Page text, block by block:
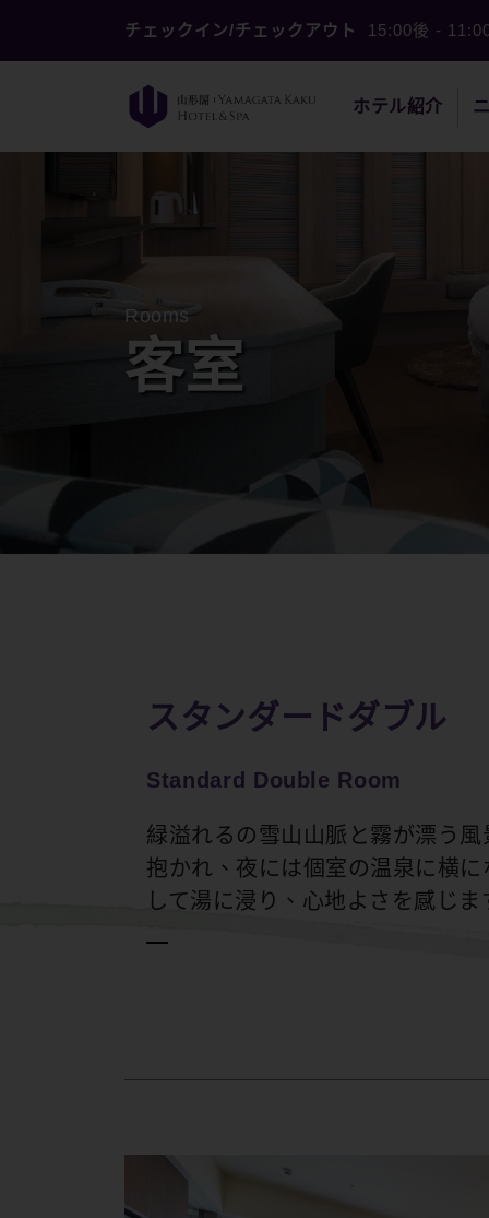
チェックイン/チェックアウト 15:00後 -
ホテル紹介
Rooms
客室
スタンダードダブル
Standard Double Room
緑溢れるの雪山山脈と霧が漂う
抱かれ、夜には個室の温泉に横
して湯に浸り、心地よさを感じま